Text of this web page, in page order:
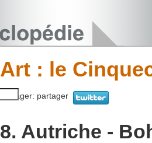
Art : le
Partager: partager
8. Autriche -